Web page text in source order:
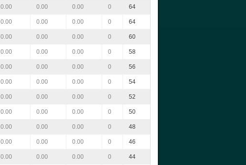
0.00 0.00 0.00 0 64
0.00 0.00 0.00 0 64
0.00 0.00 0.00 0 60
0.00 0.00 0.00 0 58
0.00 0.00 0.00 0 56
0.00 0.00 0.00 0 54
0.00 0.00 0.00 0 52
0.00 0.00 0.00 0 50
0.00 0.00 0.00 0 48
0.00 0.00 0.00 0 46
0.00 0.00 0.00 0 44